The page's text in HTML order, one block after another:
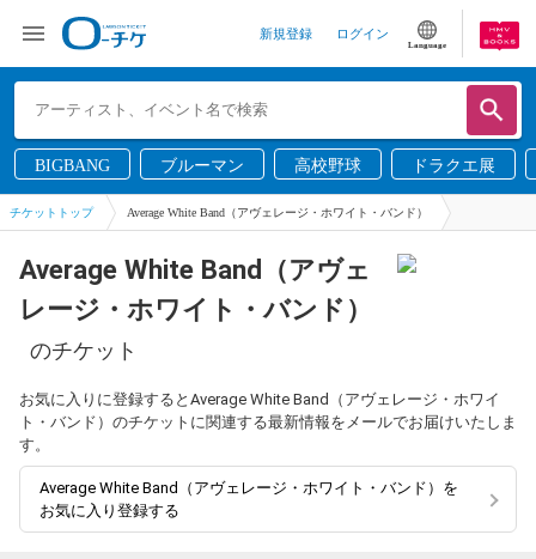
新規登録 ログイン
Language
BIGBANG ブルーマン 高校野球 ドラクエ展
チケットトップ Average White Band（アヴェレージ・ホワイト・バンド）
Average White Band（アヴェ
レージ・ホワイト・バンド）
のチケット
お気に入りに登録するとAverage White Band（アヴェレージ・ホワイ
ト・バンド）のチケットに関連する最新情報をメールでお届けいたしま
す。
Average White Band（アヴェレージ・ホワイト・バンド）を
お気に入り登録する